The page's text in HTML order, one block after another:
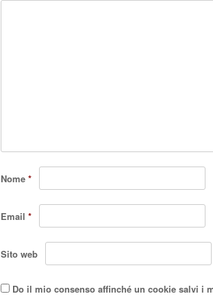
Nome *
Email *
Sito web
Do il mio consenso affinché un cookie salvi i